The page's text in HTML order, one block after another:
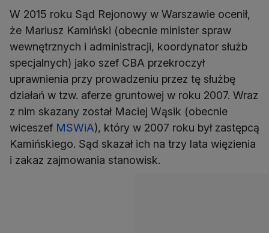
W 2015 roku Sąd Rejonowy w Warszawie ocenił,
że Mariusz Kamiński (obecnie minister spraw
wewnętrznych i administracji, koordynator służb
specjalnych) jako szef CBA przekroczył
uprawnienia przy prowadzeniu przez tę służbę
działań w tzw. aferze gruntowej w roku 2007. Wraz
z nim skazany został Maciej Wąsik (obecnie
wiceszef MSWiA), który w 2007 roku był zastępcą
Kamińskiego. Sąd skazał ich na trzy lata więzienia
i zakaz zajmowania stanowisk.